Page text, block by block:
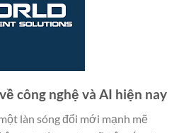
công nghệ và AI hiện nay
làn sóng đổi mới mạnh mẽ